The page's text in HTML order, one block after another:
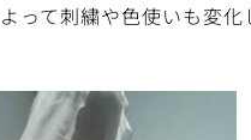
て刺繍や色使いも変化